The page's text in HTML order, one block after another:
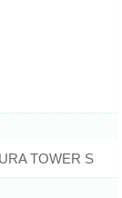
TOWER S